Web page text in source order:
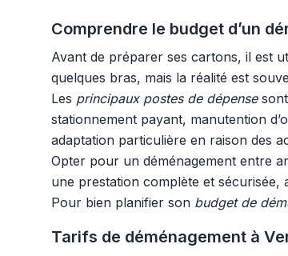
Comprendre le budget d’un
Avant de préparer ses cartons, il est
quelques bras, mais la réalité est
Les principaux postes de dépense
stationnement payant, manutention
adaptation particulière en raison des
Opter pour un déménagement entre
une prestation complète et sécurisée,
Pour bien planifier son budget de
Tarifs de déménagement à